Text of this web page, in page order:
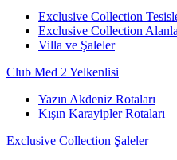
Exclusive Collection
Exclusive Collection
Villa ve Şaleler
Club Med 2 Yelkenlisi
Yazın Akdeniz Rotaları
Kışın Karayipler Rotaları
Exclusive Collection Şaleler